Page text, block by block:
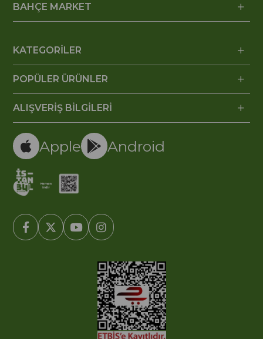
BAHÇE MARKET
KATEGORİLER
POPÜLER ÜRÜNLER
ALIŞVERİŞ BİLGİLERİ
Apple Android